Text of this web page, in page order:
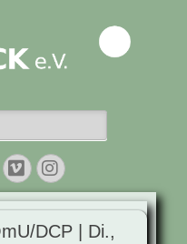
Programmkino
Lichtblick e.V.
VimeoInstagram
DCP | Di.,